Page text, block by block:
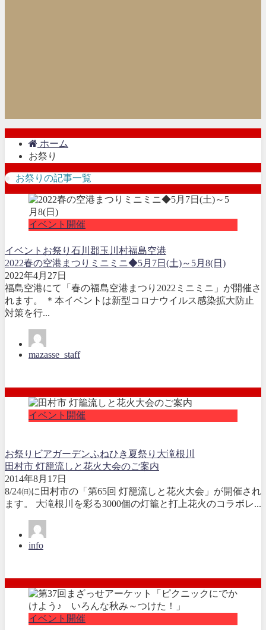
ホーム
お祭り
お祭りの記事一覧
イベント開催
イベント お祭り 石川郡玉川村福島空港
2022春の空港まつりミニミニ◆5月7日(土)～5月8(日)
2022年4月27日
福島空港にて「春の福島空港まつり2022ミニミニ」が開催さ
れます。 ＊本イベントは新型コロナウイルス感染拡大防止
対策を行...
mazasse_staff
イベント開催
お祭り ビアガーデンふねひき夏祭り 大滝根川
田村市 灯籠流しと花火大会のご案内
2014年8月17日
8/24㈰に田村市の「第65回 灯籠流しと花火大会」が開催され
ます。 大滝根川を彩る3000個の灯籠と打上花火のコラボレ...
info
イベント開催